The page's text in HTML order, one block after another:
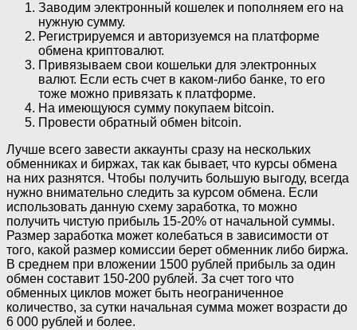
Заводим электронный кошелек и пополняем его на
нужную сумму.
Регистрируемся и авторизуемся на платформе
обмена криптовалют.
Привязываем свои кошельки для электронных
валют. Если есть счет в каком-либо банке, то его
тоже можно привязать к платформе.
На имеющуюся сумму покупаем bitcoin.
Провести обратный обмен bitcoin.
Лучше всего завести аккаунты сразу на нескольких
обменниках и биржах, так как бывает, что курсы обмена
на них разнятся. Чтобы получить большую выгоду, всегда
нужно внимательно следить за курсом обмена. Если
использовать данную схему заработка, то можно
получить чистую прибыль 15-20% от начальной суммы.
Размер заработка может колебаться в зависимости от
того, какой размер комиссии берет обменник либо биржа.
В среднем при вложении 1500 рублей прибыль за один
обмен составит 150-200 рублей. За счет того что
обменных циклов может быть неограниченное
количество, за сутки начальная сумма может возрасти до
6 000 рублей и более.